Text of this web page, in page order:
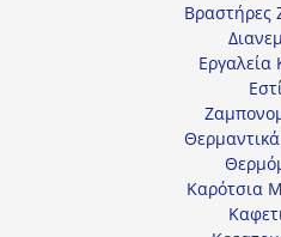
Βραστήρες
Εργαλεία
Καρότσια